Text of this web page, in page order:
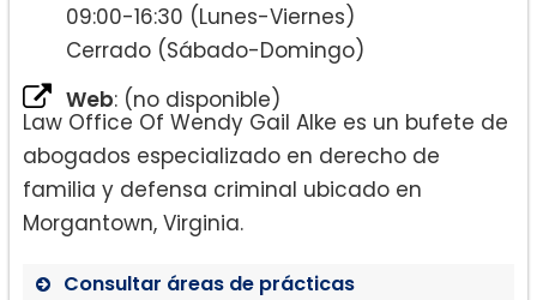
09:00-16:30 (Lunes-Viernes)
Cerrado (Sábado-Domingo)
Web: (no disponible)
Law Office Of Wendy Gail Alke es un bufete de
abogados especializado en derecho de
familia y defensa criminal ubicado en
Morgantown, Virginia.
Consultar áreas de prácticas